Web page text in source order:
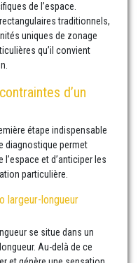
de l’espace.
traditionnels,
uniques de zonage
qu’il convient
d’un
étape indispensable
diagnostique permet
l’espace et d’anticiper les
particulière.
largeur-longueur
se situe dans un
Au-delà de ce